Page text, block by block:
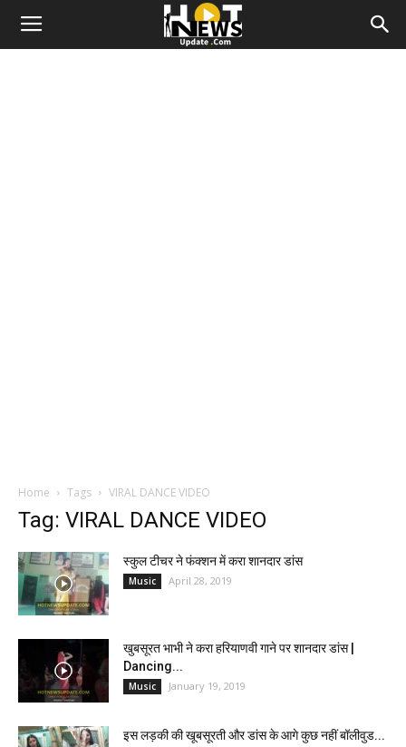
Home Tags VIRAL DANCE VIDEO
Tag: VIRAL DANCE VIDEO
स्कुल टीचर ने फंक्शन में करा शानदार डांस
Music April 28, 2019
खुबसूरत भाभी ने करा हरियाणवी गाने पर शानदार डांस |
Dancing...
Music January 19, 2019
इस लड़की की खूबसूरती और डांस के आगे कुछ नहीं बॉलीवुड...